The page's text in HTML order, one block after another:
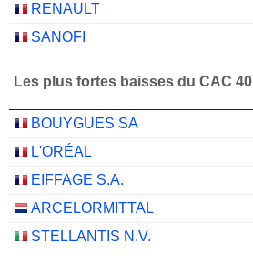
RENAULT
SANOFI
Les plus fortes baisses du CAC 40
BOUYGUES SA
L'ORÉAL
EIFFAGE S.A.
ARCELORMITTAL
STELLANTIS N.V.